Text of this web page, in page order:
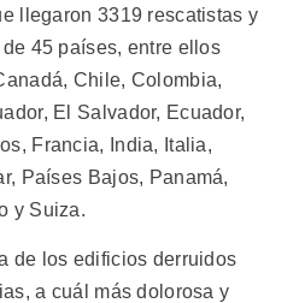
llegaron 3319 rescatistas y
45 países, entre ellos
Chile, Colombia,
El Salvador, Ecuador,
Francia, India, Italia,
Países Bajos, Panamá,
y Suiza.
de los edificios derruidos
a cuál más dolorosa y